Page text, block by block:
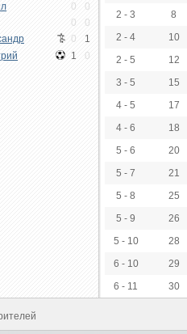
0 0
0 0
0 1
1 0
2 - 3
8
2 - 4
10
2 - 5
12
3 - 5
15
4 - 5
17
4 - 6
18
5 - 6
20
5 - 7
21
5 - 8
25
5 - 9
26
5 - 10
28
6 - 10
29
6 - 11
30